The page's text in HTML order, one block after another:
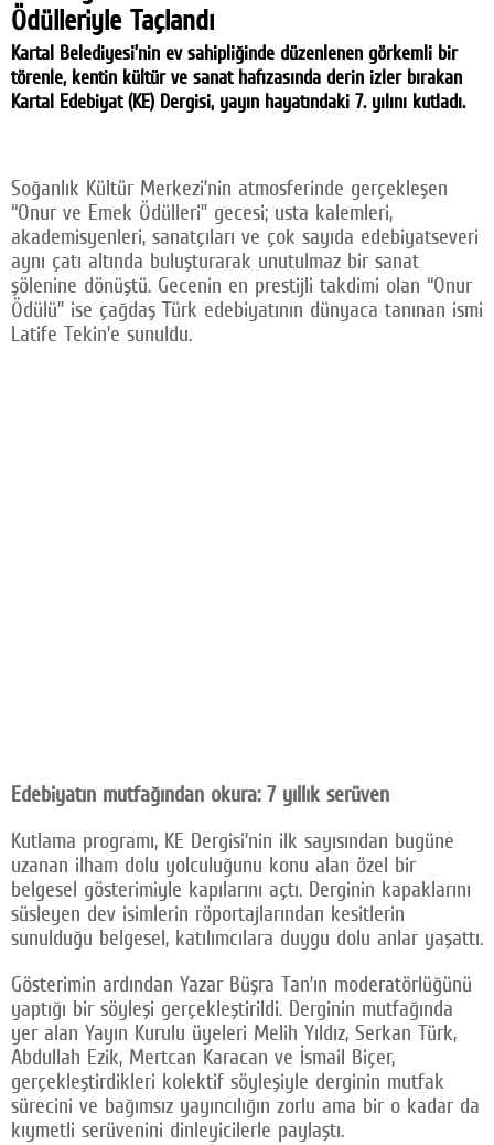
Facebook
Twitter
Google Plus
Ödülleriyle Taçlandı
Kartal Belediyesi’nin ev sahipliğinde düzenlenen görkemli bir
törenle, kentin kültür ve sanat hafızasında derin izler bırakan
Kartal Edebiyat (KE) Dergisi, yayın hayatındaki 7. yılını kutladı.
Soğanlık Kültür Merkezi’nin atmosferinde gerçekleşen
“Onur ve Emek Ödülleri” gecesi; usta kalemleri,
akademisyenleri, sanatçıları ve çok sayıda edebiyatseveri
aynı çatı altında buluşturarak unutulmaz bir sanat
şölenine dönüştü. Gecenin en prestijli takdimi olan “Onur
Ödülü” ise çağdaş Türk edebiyatının dünyaca tanınan ismi
Latife Tekin’e sunuldu.
Edebiyatın mutfağından okura: 7 yıllık serüven
Kutlama programı, KE Dergisi’nin ilk sayısından bugüne
uzanan ilham dolu yolculuğunu konu alan özel bir
belgesel gösterimiyle kapılarını açtı. Derginin kapaklarını
süsleyen dev isimlerin röportajlarından kesitlerin
sunulduğu belgesel, katılımcılara duygu dolu anlar yaşattı.
Gösterimin ardından Yazar Büşra Tan’ın moderatörlüğünü
yaptığı bir söyleşi gerçekleştirildi. Derginin mutfağında
yer alan Yayın Kurulu üyeleri Melih Yıldız, Serkan Türk,
Abdullah Ezik, Mertcan Karacan ve İsmail Biçer,
gerçekleştirdikleri kolektif söyleşiyle derginin mutfak
sürecini ve bağımsız yayıncılığın zorlu ama bir o kadar da
kıymetli serüvenini dinleyicilerle paylaştı.